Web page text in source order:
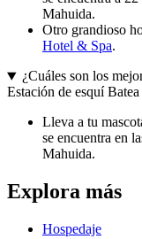
Mahuida.
Otro grandioso
Hotel & Spa.
¿Cuáles son los
Estación de esquí
Lleva a tu
se encuentra en
Mahuida.
Explora más
Hospedaje